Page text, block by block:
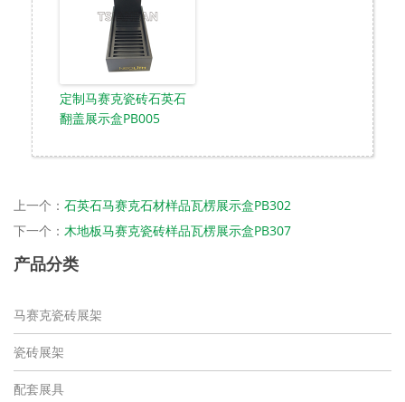
定制马赛克瓷砖石英石
翻盖展示盒PB005
上一个： 石英石马赛克石材样品瓦楞展示盒PB302
下一个： 木地板马赛克瓷砖样品瓦楞展示盒PB307
产品分类
马赛克瓷砖展架
瓷砖展架
配套展具